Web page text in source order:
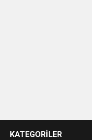
siteleri
KATEGORİLER